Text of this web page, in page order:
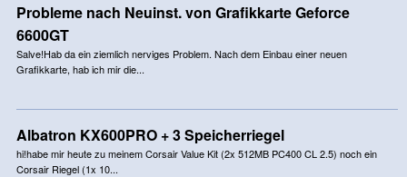
Probleme nach Neuinst. von Grafikkarte Geforce
6600GT
Salve!Hab da ein ziemlich nerviges Problem. Nach dem Einbau einer neuen
Grafikkarte, hab ich mir die...
Albatron KX600PRO + 3 Speicherriegel
hi!habe mir heute zu meinem Corsair Value Kit (2x 512MB PC400 CL 2.5) noch ein
Corsair Riegel (1x 10...